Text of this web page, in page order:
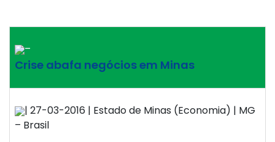
–
Crise abafa negócios em Minas
| 27-03-2016 | Estado de Minas (Economia) | MG
– Brasil